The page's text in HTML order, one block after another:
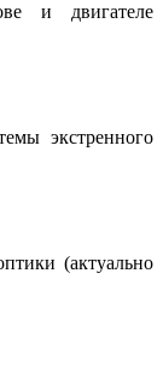
и двигателе
экстренного
(актуально